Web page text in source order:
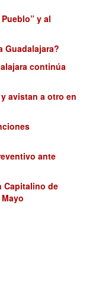
y al
Guadalajara?
continúa
avistan a otro en
ante
Capitalino de